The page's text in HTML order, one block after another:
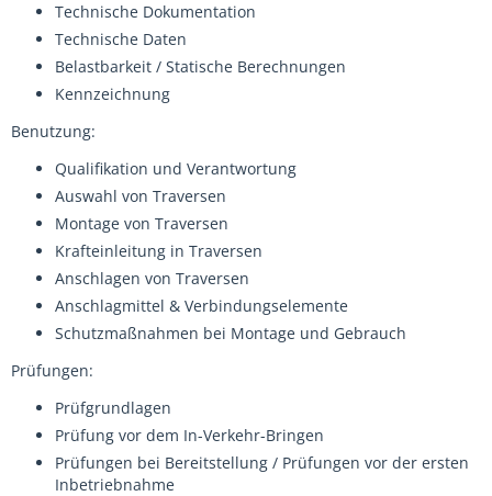
Technische Dokumentation
Technische Daten
Belastbarkeit / Statische Berechnungen
Kennzeichnung
Benutzung:
Qualifikation und Verantwortung
Auswahl von Traversen
Montage von Traversen
Krafteinleitung in Traversen
Anschlagen von Traversen
Anschlagmittel & Verbindungselemente
Schutzmaßnahmen bei Montage und Gebrauch
Prüfungen:
Prüfgrundlagen
Prüfung vor dem In-Verkehr-Bringen
Prüfungen bei Bereitstellung / Prüfungen vor der ersten
Inbetriebnahme